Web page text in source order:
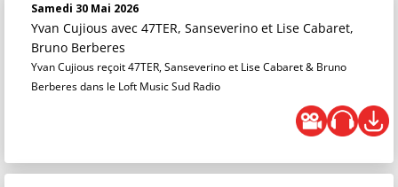
Samedi 30 Mai 2026
Yvan Cujious avec 47TER, Sanseverino et Lise Cabaret,
Bruno Berberes
Yvan Cujious reçoit 47TER, Sanseverino et Lise Cabaret & Bruno
Berberes dans le Loft Music Sud Radio